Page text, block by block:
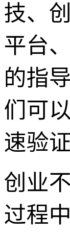
技、
平台
的指
们可
速验
创业
过程